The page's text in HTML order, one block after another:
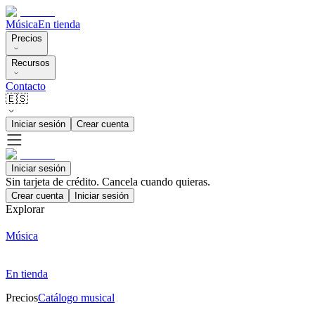
MúsicaEn tienda
Precios
Recursos
Contacto
🇪🇸
Iniciar sesión Crear cuenta
Iniciar sesión
Sin tarjeta de crédito. Cancela cuando quieras.
Crear cuenta Iniciar sesión
Explorar
Música
En tienda
PreciosCatálogo musical